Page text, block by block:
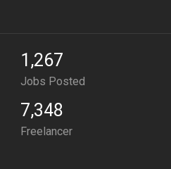
1,267
Jobs Posted
7,348
Freelancer